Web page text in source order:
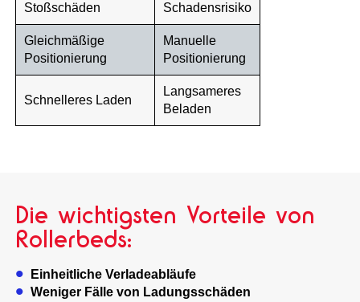
Stoßschäden
Schadensrisiko
Gleichmäßige
Positionierung
Manuelle
Positionierung
Schnelleres Laden
Langsameres
Beladen
Die wichtigsten Vorteile von
Rollerbeds:
Einheitliche Verladeabläufe
Weniger Fälle von Ladungsschäden